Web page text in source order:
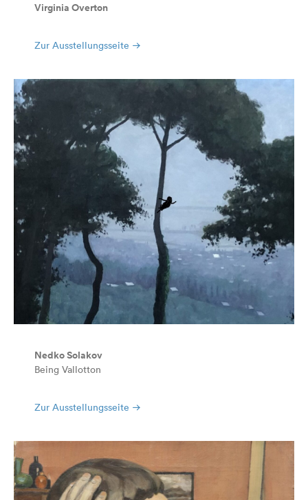
Virginia Overton
Zur Ausstellungsseite
Nedko Solakov
Being Vallotton
Zur Ausstellungsseite